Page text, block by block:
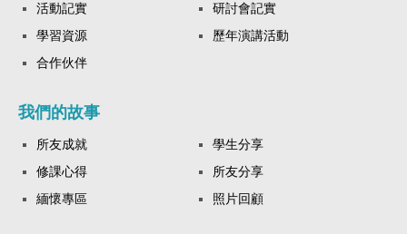
活動記實
研討會記實
學習資源
歷年演講活動
合作伙伴
我們的故事
所友成就
學生分享
修課心得
所友分享
緬懷專區
照片回顧